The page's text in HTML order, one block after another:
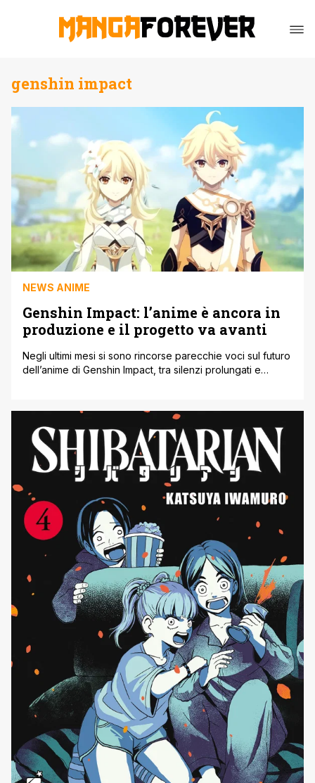
genshin impact
NEWS ANIME
Genshin Impact: l’anime è ancora in
produzione e il progetto va avanti
Negli ultimi mesi si sono rincorse parecchie voci sul futuro
dell’anime di Genshin Impact, tra silenzi prolungati e
un bel sospiro di sollievo a molti fan. L’anime dedicato al
mondo di Teyvat non è stato cancellato e, soprattutto,
continua a [']